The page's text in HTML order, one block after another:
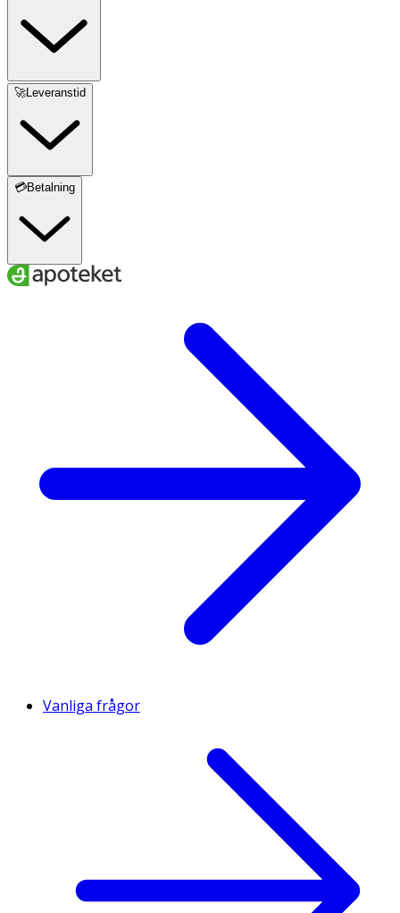
🚀Leveranstid
💳Betalning
Vanliga frågor